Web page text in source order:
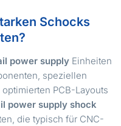
Schocks
power supply Einheiten
speziellen
PCB-Layouts
power supply shock
die typisch für CNC-